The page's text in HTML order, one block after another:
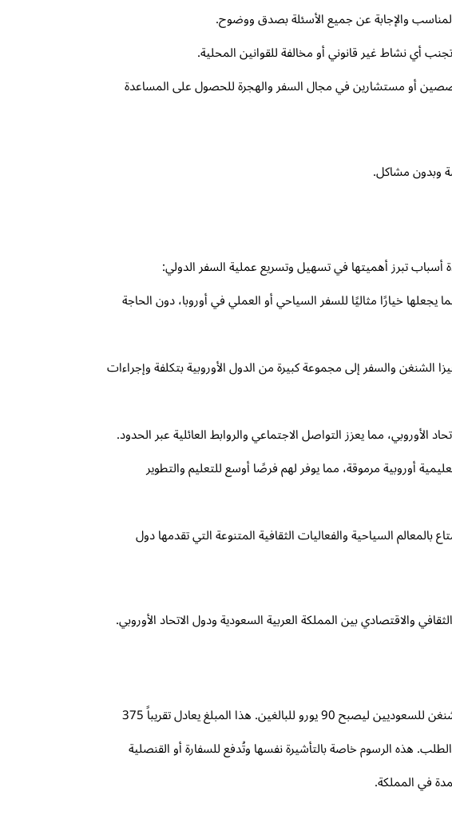
والإجابة عن جميع الأسئلة بصدق ووضوح.
أي نشاط غير قانوني أو مخالفة للقوانين المحلية.
أو مستشارين في مجال السفر والهجرة للحصول على المساعدة
وبدون مشاكل.
أسباب تبرز أهميتها في تسهيل وتسريع عملية السفر الدولي:
خيارًا مثاليًا للسفر السياحي أو العملي في أوروبا، دون الحاجة
الشنغن والسفر إلى مجموعة كبيرة من الدول الأوروبية بتكلفة وإجراءات
مما يعزز التواصل الاجتماعي والروابط العائلية عبر الحدود.
أوروبية مرموقة، مما يوفر لهم فرصًا أوسع للتعليم والتطوير
السياحية والفعاليات الثقافية المتنوعة التي تقدمها دول
والاقتصادي بين المملكة العربية السعودية ودول الاتحاد الأوروبي.
عند التخطيط لرحلتك إلى أوروبا، من الضروري معرفة التكلفة الأساسية للتأشيرة. مؤخراً، تم تحديث سعر فيزا الشنغن للسعوديين ليصبح 90 يورو للبالغين. هذا المبلغ يعادل تقريباً 375
هذه الرسوم خاصة بالتأشيرة نفسها وتُدفع للسفارة أو القنصلية
في المملكة.